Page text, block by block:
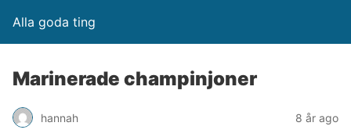
Alla goda ting
Marinerade champinjoner
hannah 8 år ago